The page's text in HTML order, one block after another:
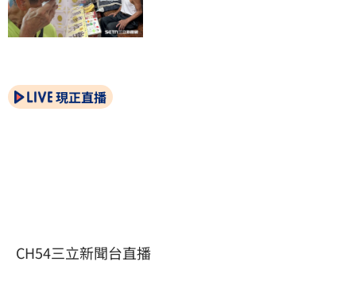
現正直播
CH54三立新聞台直播